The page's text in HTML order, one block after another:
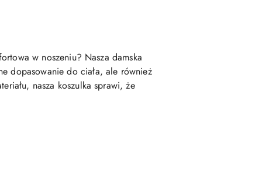
w noszeniu? Nasza damska
dopasowanie do ciała, ale również
nasza koszulka sprawi, że